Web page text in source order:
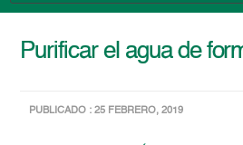
Purificar el agua de
PUBLICADO : 25 FEBRERO, 2019